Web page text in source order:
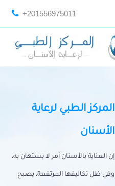
+201556975011
المركز الطبي لرعاية
الأسنان
إن العناية بالأسنان أمر لا يستهان به،
وفي ظل تكاليفها المرتفعة، يصبح